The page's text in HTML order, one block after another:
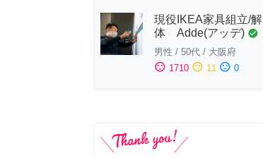
現役IKEA家具組立/解
体 Adde(アッデ) check_circle
男性 / 50代 / 大阪府
sentiment_satisfied 1710 sentiment_neutral 11 sentiment_dissatisfied 0